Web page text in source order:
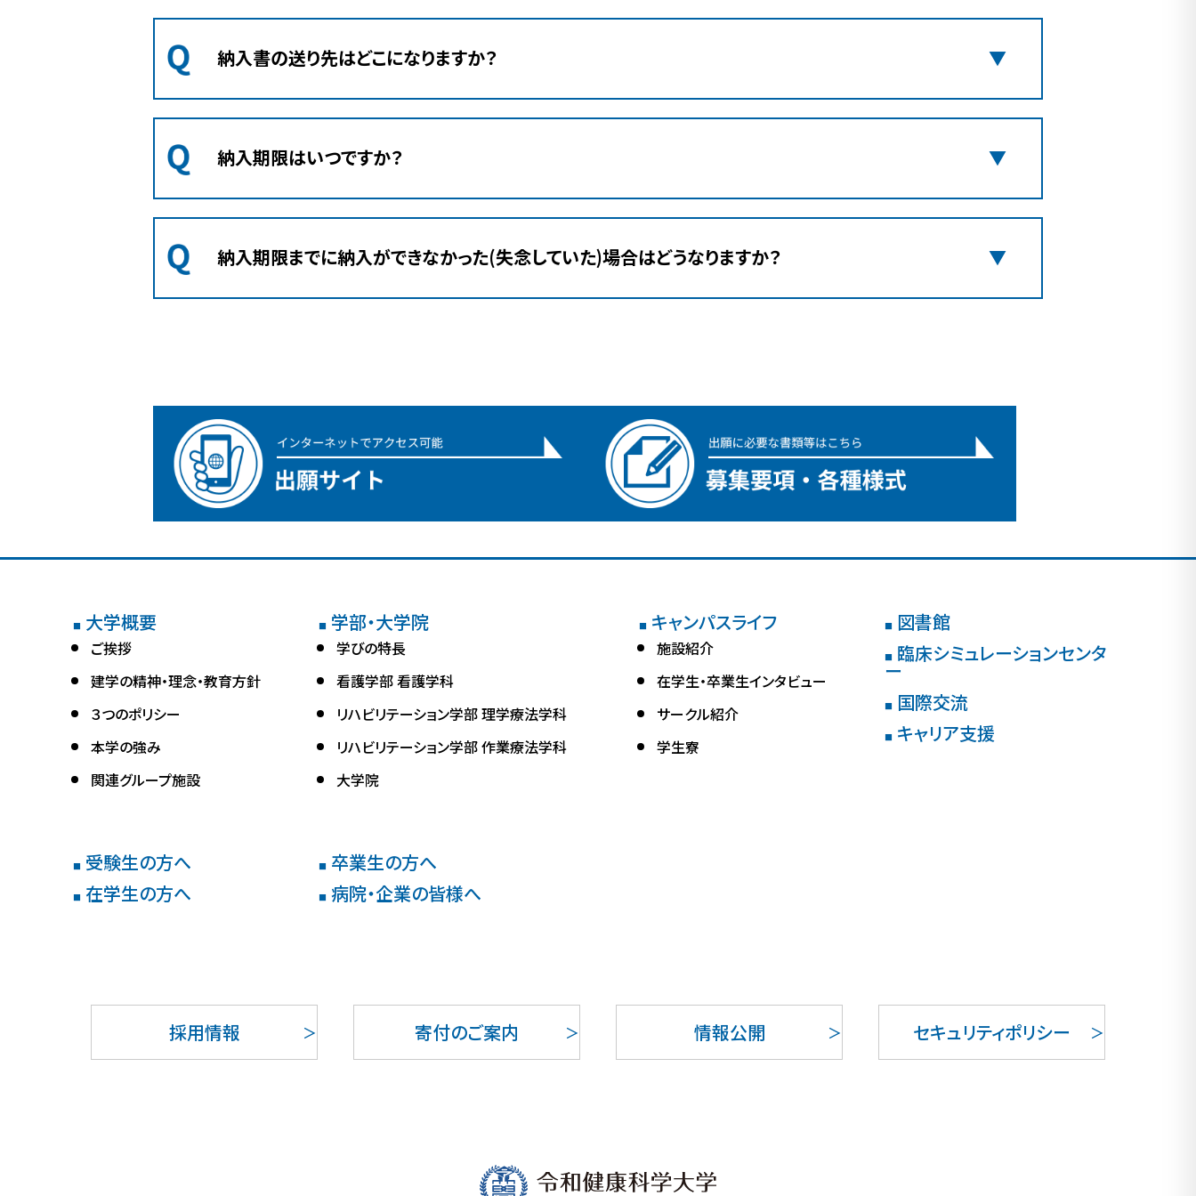
納入書の送り先はどこになりますか？
納入期限はいつですか？
納入期限までに納入ができなかった(失念していた)場合はどうなりますか？
■ 大学概要
ご挨拶
建学の精神・理念・教育方針
３つのポリシー
本学の強み
関連グループ施設
■ 学部・大学院
学びの特長
看護学部 看護学科
リハビリテーション学部 理学療法学科
リハビリテーション学部 作業療法学科
大学院
■ キャンパスライフ
施設紹介
在学生・卒業生インタビュー
サークル紹介
学生寮
■ 図書館
■ 臨床シミュレーションセンタ
ー
■ 国際交流
■ キャリア支援
■ 受験生の方へ
■ 在学生の方へ
■ 卒業生の方へ
■ 病院・企業の皆様へ
採用情報 寄付のご案内 情報公開 セキュリティポリシー